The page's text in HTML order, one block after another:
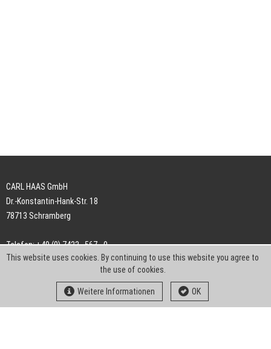
CARL HAAS GmbH
Dr.-Konstantin-Hank-Str. 18
78713 Schramberg
Telefon: +49 (0) 7422 . 567 - 0
Telefax: +49 (0) 7422 . 567 - 239
info-ch@kern-liebers.com
This website uses cookies. By continuing to use this website you agree to
the use of cookies.
Weitere Informationen OK